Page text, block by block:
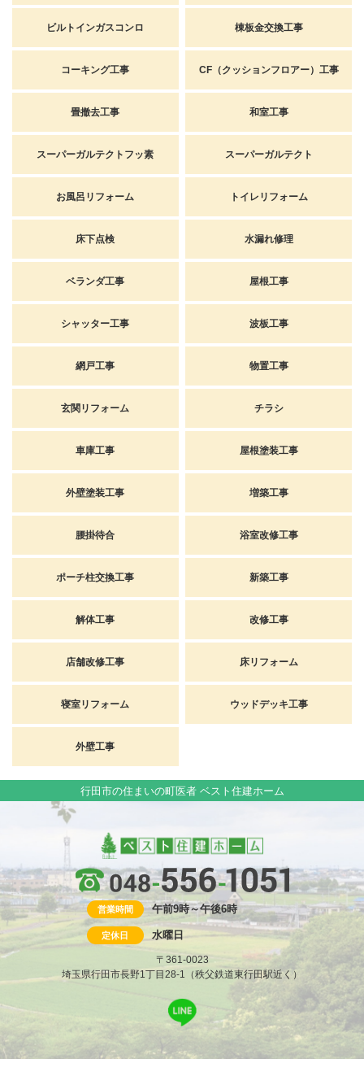
ビルトインガスコンロ 棟板金交換工事
コーキング工事 CF（クッションフロアー）工事
畳撤去工事 和室工事
スーパーガルテクトフッ素 スーパーガルテクト
お風呂リフォーム トイレリフォーム
床下点検 水漏れ修理
ベランダ工事 屋根工事
シャッター工事 波板工事
網戸工事 物置工事
玄関リフォーム チラシ
車庫工事 屋根塗装工事
外壁塗装工事 増築工事
腰掛待合 浴室改修工事
ポーチ柱交換工事 新築工事
解体工事 改修工事
店舗改修工事 床リフォーム
寝室リフォーム ウッドデッキ工事
外壁工事
行田市の住まいの町医者 ベスト住建ホーム
営業時間 午前9時～午後6時
定休日 水曜日
〒361-0023
埼玉県行田市長野1丁目28-1（秩父鉄道東行田駅近く）